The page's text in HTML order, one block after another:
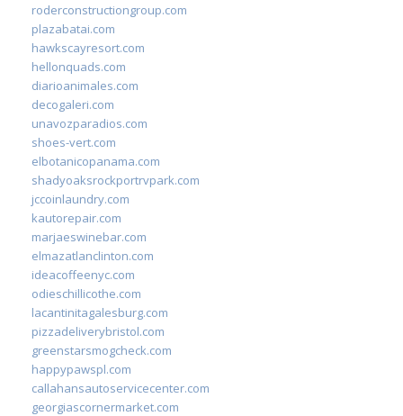
roderconstructiongroup.com
plazabatai.com
hawkscayresort.com
hellonquads.com
diarioanimales.com
decogaleri.com
unavozparadios.com
shoes-vert.com
elbotanicopanama.com
shadyoaksrockportrvpark.com
jccoinlaundry.com
kautorepair.com
marjaeswinebar.com
elmazatlanclinton.com
ideacoffeenyc.com
odieschillicothe.com
lacantinitagalesburg.com
pizzadeliverybristol.com
greenstarsmogcheck.com
happypawspl.com
callahansautoservicecenter.com
georgiascornermarket.com